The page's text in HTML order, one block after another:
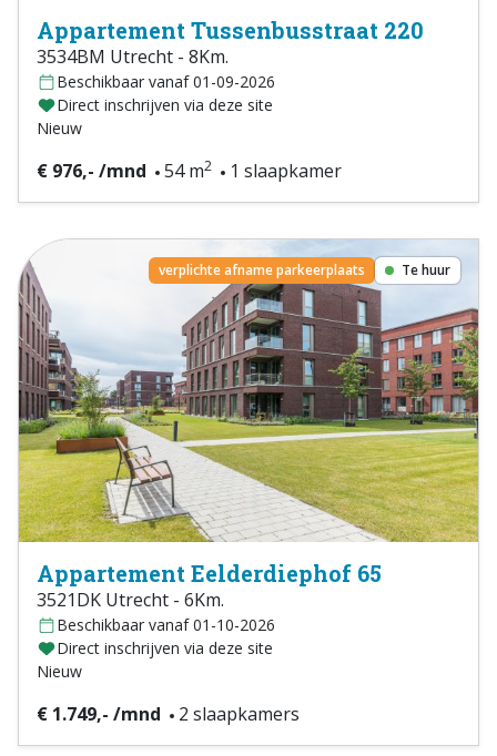
Appartement Tussenbusstraat 220
3534BM Utrecht - 8Km.
Beschikbaar vanaf 01-09-2026
Direct inschrijven via deze site
Nieuw
€ 976,- /mnd 54 m2 1 slaapkamer
verplichte afname parkeerplaats Te huur
Appartement Eelderdiephof 65
3521DK Utrecht - 6Km.
Beschikbaar vanaf 01-10-2026
Direct inschrijven via deze site
Nieuw
€ 1.749,- /mnd 2 slaapkamers